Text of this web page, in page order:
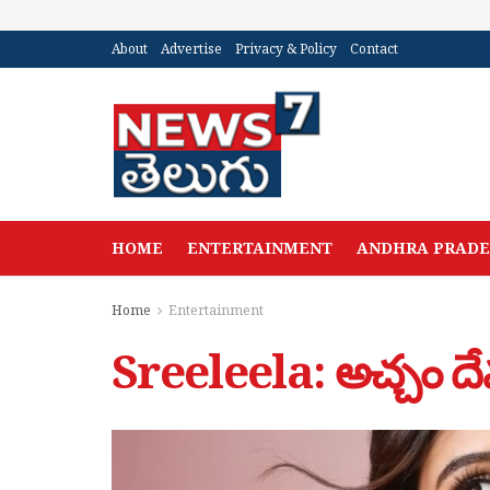
About Advertise Privacy & Policy Contact
HOME ENTERTAINMENT ANDHRA
Home Entertainment
Sreeleela: అచ్చం